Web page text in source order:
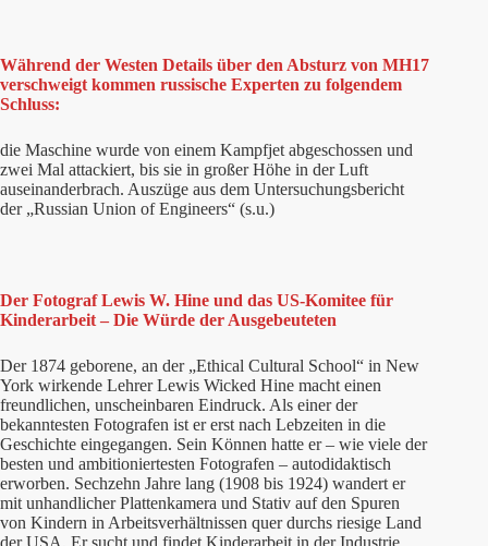
Während der Westen Details über den Absturz von MH17
verschweigt kommen russische Experten zu folgendem
Schluss:
die Maschine wurde von einem Kampfjet abgeschossen und
zwei Mal attackiert, bis sie in großer Höhe in der Luft
auseinanderbrach. Auszüge aus dem Untersuchungsbericht
der „Russian Union of Engineers“ (s.u.)
Der Fotograf Lewis W. Hine und das US-Komitee für
Kinderarbeit – Die Würde der Ausgebeuteten
Der 1874 geborene, an der „Ethical Cultural School“ in New
York wirkende Lehrer Lewis Wicked Hine macht einen
freundlichen, unscheinbaren Eindruck. Als einer der
bekanntesten Fotografen ist er erst nach Lebzeiten in die
Geschichte eingegangen. Sein Können hatte er – wie viele der
besten und ambitioniertesten Fotografen – autodidaktisch
erworben. Sechzehn Jahre lang (1908 bis 1924) wandert er
mit unhandlicher Plattenkamera und Stativ auf den Spuren
von Kindern in Arbeitsverhältnissen quer durchs riesige Land
der USA. Er sucht und findet Kinderarbeit in der Industrie